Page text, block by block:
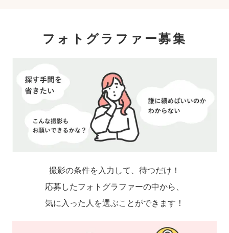
フォトグラファー募集
撮影の条件を入力して、待つだけ！
応募したフォトグラファーの中から、
気に入った人を選ぶことができます！